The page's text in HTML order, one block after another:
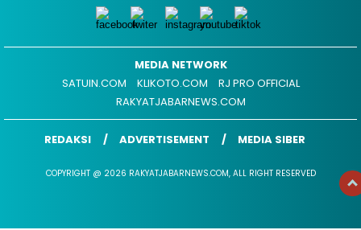
MEDIA NETWORK
SATUIN.COM
KLIKOTO.COM
RJ PRO OFFICIAL
RAKYATJABARNEWS.COM
REDAKSI ADVERTISEMENT MEDIA SIBER
COPYRIGHT @ 2026 RAKYATJABARNEWS.COM, ALL RIGHT RESERVED